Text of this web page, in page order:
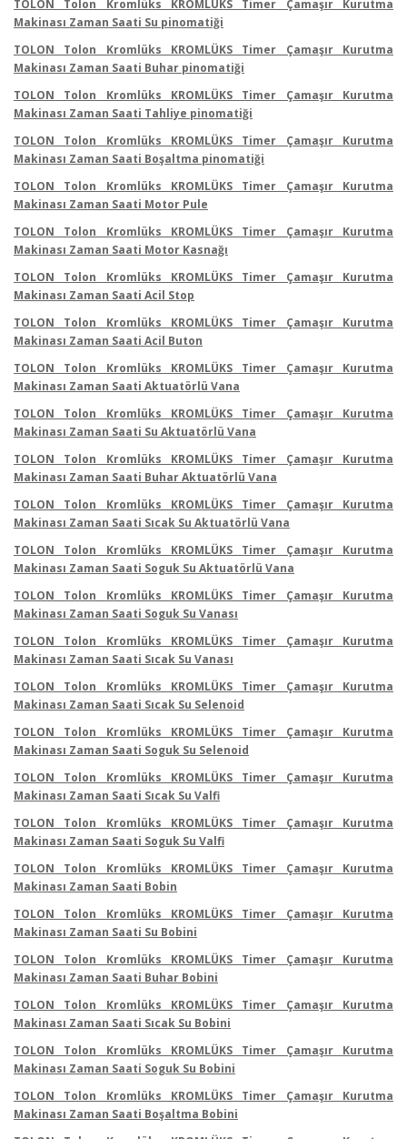
TOLON Tolon Kromlüks KROMLÜKS Timer Çamaşır Kurutma
Makinası Zaman Saati Su pinomatiği
TOLON Tolon Kromlüks KROMLÜKS Timer Çamaşır Kurutma
Makinası Zaman Saati Buhar pinomatiği
TOLON Tolon Kromlüks KROMLÜKS Timer Çamaşır Kurutma
Makinası Zaman Saati Tahliye pinomatiği
TOLON Tolon Kromlüks KROMLÜKS Timer Çamaşır Kurutma
Makinası Zaman Saati Boşaltma pinomatiği
TOLON Tolon Kromlüks KROMLÜKS Timer Çamaşır Kurutma
Makinası Zaman Saati Motor Pule
TOLON Tolon Kromlüks KROMLÜKS Timer Çamaşır Kurutma
Makinası Zaman Saati Motor Kasnağı
TOLON Tolon Kromlüks KROMLÜKS Timer Çamaşır Kurutma
Makinası Zaman Saati Acil Stop
TOLON Tolon Kromlüks KROMLÜKS Timer Çamaşır Kurutma
Makinası Zaman Saati Acil Buton
TOLON Tolon Kromlüks KROMLÜKS Timer Çamaşır Kurutma
Makinası Zaman Saati Aktuatörlü Vana
TOLON Tolon Kromlüks KROMLÜKS Timer Çamaşır Kurutma
Makinası Zaman Saati Su Aktuatörlü Vana
TOLON Tolon Kromlüks KROMLÜKS Timer Çamaşır Kurutma
Makinası Zaman Saati Buhar Aktuatörlü Vana
TOLON Tolon Kromlüks KROMLÜKS Timer Çamaşır Kurutma
Makinası Zaman Saati Sıcak Su Aktuatörlü Vana
TOLON Tolon Kromlüks KROMLÜKS Timer Çamaşır Kurutma
Makinası Zaman Saati Soguk Su Aktuatörlü Vana
TOLON Tolon Kromlüks KROMLÜKS Timer Çamaşır Kurutma
Makinası Zaman Saati Soguk Su Vanası
TOLON Tolon Kromlüks KROMLÜKS Timer Çamaşır Kurutma
Makinası Zaman Saati Sıcak Su Vanası
TOLON Tolon Kromlüks KROMLÜKS Timer Çamaşır Kurutma
Makinası Zaman Saati Sıcak Su Selenoid
TOLON Tolon Kromlüks KROMLÜKS Timer Çamaşır Kurutma
Makinası Zaman Saati Soguk Su Selenoid
TOLON Tolon Kromlüks KROMLÜKS Timer Çamaşır Kurutma
Makinası Zaman Saati Sıcak Su Valfi
TOLON Tolon Kromlüks KROMLÜKS Timer Çamaşır Kurutma
Makinası Zaman Saati Soguk Su Valfi
TOLON Tolon Kromlüks KROMLÜKS Timer Çamaşır Kurutma
Makinası Zaman Saati Bobin
TOLON Tolon Kromlüks KROMLÜKS Timer Çamaşır Kurutma
Makinası Zaman Saati Su Bobini
TOLON Tolon Kromlüks KROMLÜKS Timer Çamaşır Kurutma
Makinası Zaman Saati Buhar Bobini
TOLON Tolon Kromlüks KROMLÜKS Timer Çamaşır Kurutma
Makinası Zaman Saati Sıcak Su Bobini
TOLON Tolon Kromlüks KROMLÜKS Timer Çamaşır Kurutma
Makinası Zaman Saati Soguk Su Bobini
TOLON Tolon Kromlüks KROMLÜKS Timer Çamaşır Kurutma
Makinası Zaman Saati Boşaltma Bobini